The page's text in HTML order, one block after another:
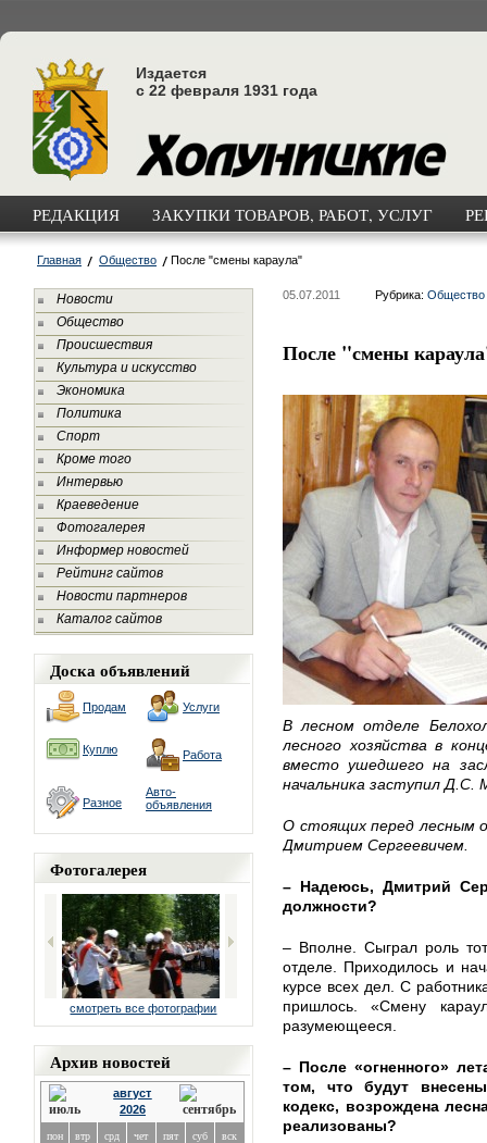
Издается
с 22 февраля 1931 года
РЕДАКЦИЯ ЗАКУПКИ ТОВАРОВ, РАБОТ, УСЛУГ
Главная Общество После "смены караула"
Новости
Общество
Происшествия
Культура и искусство
Экономика
Политика
Спорт
Кроме того
Интервью
Краеведение
Фотогалерея
Информер новостей
Рейтинг сайтов
Новости партнеров
Каталог сайтов
Доска объявлений
Продам Услуги
Куплю Работа
Разное
Авто-
объявления
Фотогалерея
смотреть все фотографии
Архив новостей
август
2026
пон втр срд чет пят суб вск
05.07.2011 Рубрика: Общество
После "смены
В лесном отделе
лесного хозяйства в
вместо ушедшего на
начальника заступил
О стоящих перед лесным
Дмитрием Сергеевичем.
– Надеюсь, Дмитрий
должности?
– Вполне. Сыграл роль
отделе. Приходилось и
курсе всех дел. С
пришлось. «Смену
разумеющееся.
– После «огненного»
том, что будут
кодекс, возрождена
реализованы?